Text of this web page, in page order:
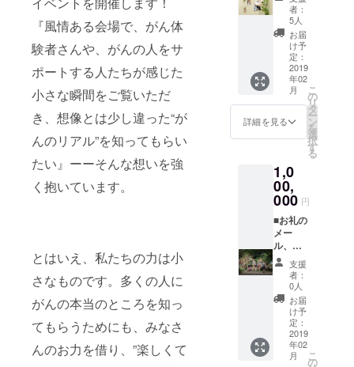
『風情ある会場で、がん体
験者さんや、がんの人をサ
ポートする人たちが感じた
小さな瞬間をご覧いただ
き、想像とは少し違った“が
んのリアル”を知ってもらい
たい』ーーそんな想いを強
く抱いています。
とはいえ、私たちの力は小
さなものです。多くの人に
がんの本当のところを知っ
てもらうためにも、みなさ
んのお力を借り、”楽しくて
んなどの医
療従事者か
ら写真とス
トーリーを
募集し、
『がんス
をスター
活動を続け
ています。
料を除
いてイ
ベント
開催費
用とし
て活用
させて
いただ
きま
す。
をお送
りしま
す！
■「写真
ポスト
カー
ド」の
お礼状
■トート
バック
のお礼
■記念写
礼状 ■
当日参
加権 ご
支援金
は
Campfi
re手数
料を除
いてイ
ベント
開催費
用とし
て活用
させて
いただ
きま
者：
5人
お届
け予
定：
2019
年02
月
詳細を見る
こ
の
リ
タ
ー
ン
を
選
択
す
る
1,0
00,
000 円
■お礼の
メー
ル、活
動報告
をお送
りしま
す！
■「写真
ポスト
カー
ド」の
お礼状
支援
者：
0人
お届
け予
定：
2019
年02
月
こ
の